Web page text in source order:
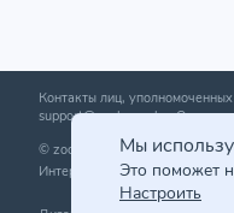
Контакты лиц,
support@zoobazar.by; Отдел
© zoobazar.by 2026 | ООО
Интернет-магазин
Мы
Это поможет
Настроить